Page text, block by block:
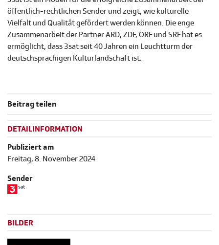
öffentlich-rechtlichen Sender und zeigt, wie kulturelle
Vielfalt und Qualität gefördert werden können. Die enge
Zusammenarbeit der Partner ARD, ZDF, ORF und SRF hat es
ermöglicht, dass 3sat seit 40 Jahren ein Leuchtturm der
deutschsprachigen Kulturlandschaft ist.
Beitrag teilen
DETAILINFORMATION
Publiziert am
Freitag, 8. November 2024
Sender
BILDER